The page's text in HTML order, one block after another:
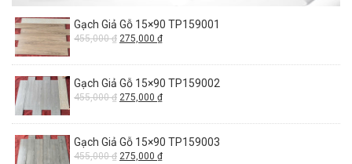
Gạch Giả Gỗ 15×90 TP159001
455,000₫ 275,000 ₫
Gạch Giả Gỗ 15×90 TP159002
455,000₫ 275,000 ₫
Gạch Giả Gỗ 15×90 TP159003
455,000₫ 275,000 ₫